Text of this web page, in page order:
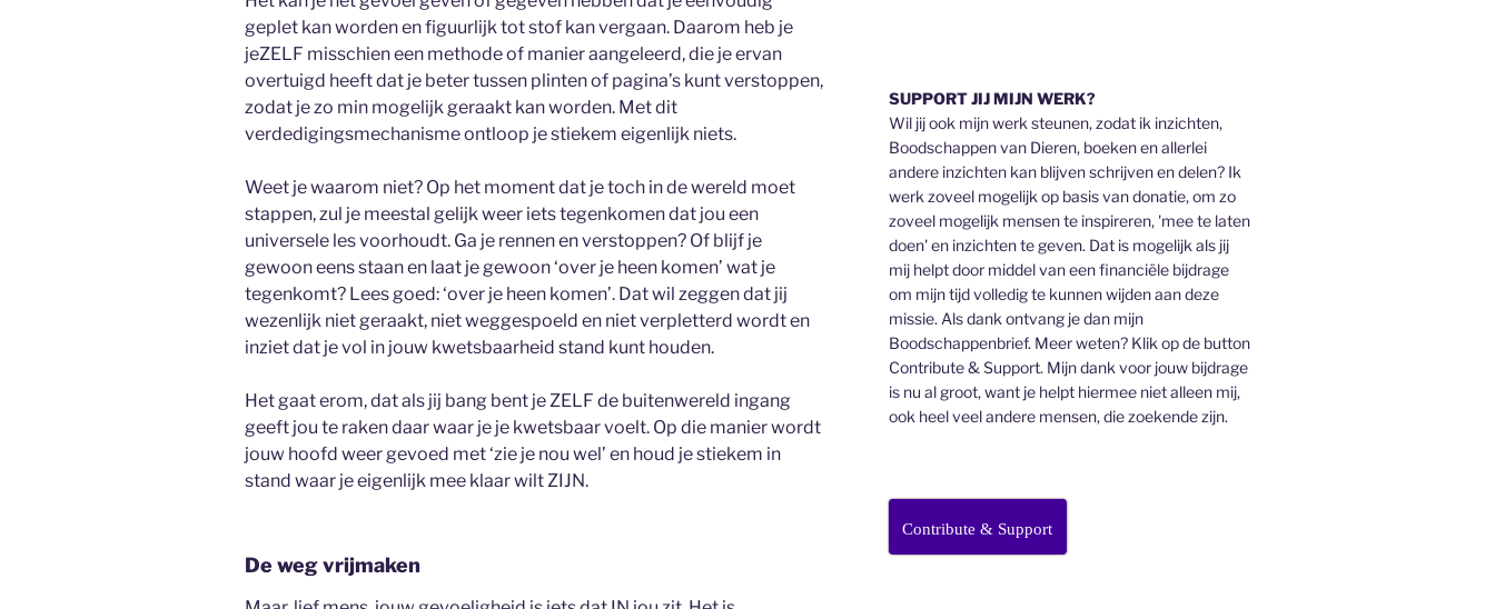
geplet kan worden en figuurlijk tot stof kan vergaan. Daarom heb je
jeZELF misschien een methode of manier aangeleerd, die je ervan
overtuigd heeft dat je beter tussen plinten of pagina’s kunt verstoppen,
zodat je zo min mogelijk geraakt kan worden. Met dit
verdedigingsmechanisme ontloop je stiekem eigenlijk niets.
Weet je waarom niet? Op het moment dat je toch in de wereld moet
stappen, zul je meestal gelijk weer iets tegenkomen dat jou een
universele les voorhoudt. Ga je rennen en verstoppen? Of blijf je
gewoon eens staan en laat je gewoon ‘over je heen komen’ wat je
tegenkomt? Lees goed: ‘over je heen komen’. Dat wil zeggen dat jij
wezenlijk niet geraakt, niet weggespoeld en niet verpletterd wordt en
inziet dat je vol in jouw kwetsbaarheid stand kunt houden.
Het gaat erom, dat als jij bang bent je ZELF de buitenwereld ingang
geeft jou te raken daar waar je je kwetsbaar voelt. Op die manier wordt
jouw hoofd weer gevoed met ‘zie je nou wel’ en houd je stiekem in
stand waar je eigenlijk mee klaar wilt ZIJN.
De weg vrijmaken
SUPPORT JIJ MIJN WERK?
Wil jij ook mijn werk steunen, zodat ik inzichten,
Boodschappen van Dieren, boeken en allerlei
andere inzichten kan blijven schrijven en delen? Ik
werk zoveel mogelijk op basis van donatie, om zo
zoveel mogelijk mensen te inspireren, 'mee te laten
doen' en inzichten te geven. Dat is mogelijk als jij
mij helpt door middel van een financiële bijdrage
om mijn tijd volledig te kunnen wijden aan deze
missie. Als dank ontvang je dan mijn
Boodschappenbrief. Meer weten? Klik op de button
Contribute & Support. Mijn dank voor jouw bijdrage
is nu al groot, want je helpt hiermee niet alleen mij,
ook heel veel andere mensen, die zoekende zijn.
Contribute & Support